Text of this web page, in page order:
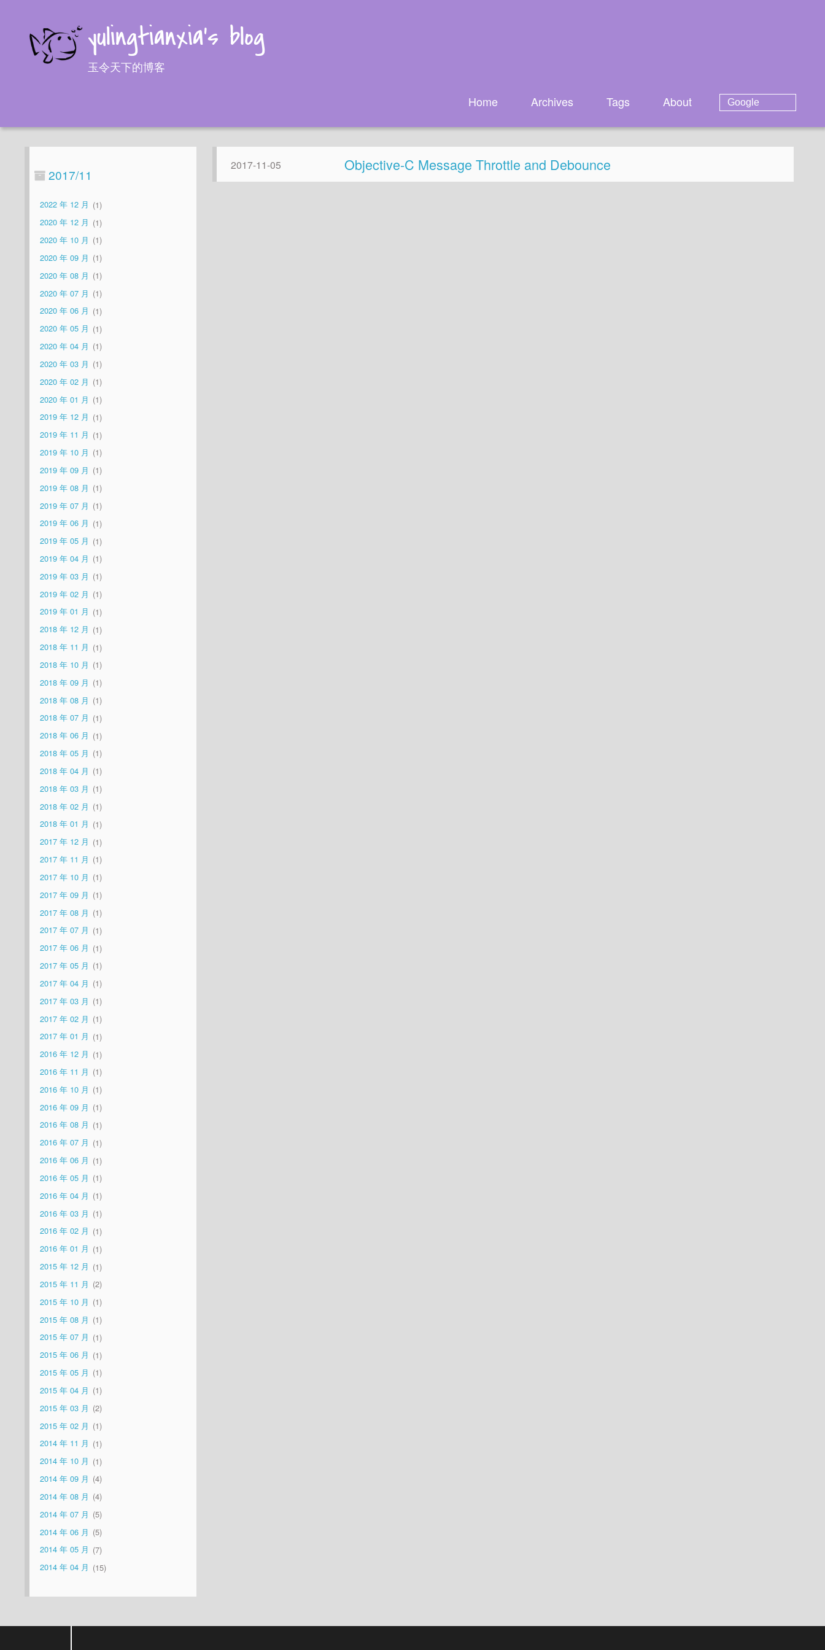
yulingtianxia's blog
玉令天下的博客
Home Archives Tags About
2017/11
2022 年 12 月
1
2020 年 12 月
1
2020 年 10 月
1
2020 年 09 月
1
2020 年 08 月
1
2020 年 07 月
1
2020 年 06 月
1
2020 年 05 月
1
2020 年 04 月
1
2020 年 03 月
1
2020 年 02 月
1
2020 年 01 月
1
2019 年 12 月
1
2019 年 11 月
1
2019 年 10 月
1
2019 年 09 月
1
2019 年 08 月
1
2019 年 07 月
1
2019 年 06 月
1
2019 年 05 月
1
2019 年 04 月
1
2019 年 03 月
1
2019 年 02 月
1
2019 年 01 月
1
2018 年 12 月
1
2018 年 11 月
1
2018 年 10 月
1
2018 年 09 月
1
2018 年 08 月
1
2018 年 07 月
1
2018 年 06 月
1
2018 年 05 月
1
2018 年 04 月
1
2018 年 03 月
1
2018 年 02 月
1
2018 年 01 月
1
2017 年 12 月
1
2017 年 11 月
1
2017 年 10 月
1
2017 年 09 月
1
2017 年 08 月
1
2017 年 07 月
1
2017 年 06 月
1
2017 年 05 月
1
2017 年 04 月
1
2017 年 03 月
1
2017 年 02 月
1
2017 年 01 月
1
2016 年 12 月
1
2016 年 11 月
1
2016 年 10 月
1
2016 年 09 月
1
2016 年 08 月
1
2016 年 07 月
1
2016 年 06 月
1
2016 年 05 月
1
2016 年 04 月
1
2016 年 03 月
1
2016 年 02 月
1
2016 年 01 月
1
2015 年 12 月
1
2015 年 11 月
2
2015 年 10 月
1
2015 年 08 月
1
2015 年 07 月
1
2015 年 06 月
1
2015 年 05 月
1
2015 年 04 月
1
2015 年 03 月
2
2015 年 02 月
1
2014 年 11 月
1
2014 年 10 月
1
2014 年 09 月
4
2014 年 08 月
4
2014 年 07 月
5
2014 年 06 月
5
2014 年 05 月
7
2014 年 04 月
15
2017-11-05 Objective-C Message Throttle and Debounce